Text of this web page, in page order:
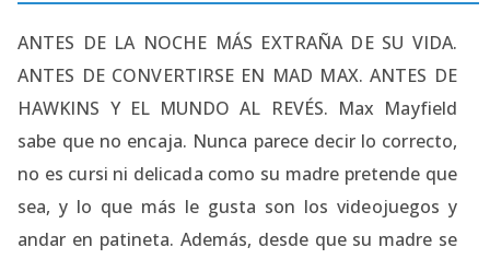
ANTES DE LA NOCHE MÁS EXTRAÑA DE SU VIDA.
ANTES DE CONVERTIRSE EN MAD MAX. ANTES DE
HAWKINS Y EL MUNDO AL REVÉS. Max Mayfield
sabe que no encaja. Nunca parece decir lo correcto,
no es cursi ni delicada como su madre pretende que
sea, y lo que más le gusta son los videojuegos y
andar en patineta. Además, desde que su madre se